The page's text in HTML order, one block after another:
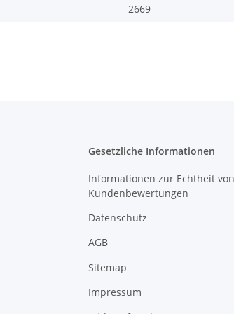
2669
Gesetzliche Informationen
Informationen zur Echtheit von
Kundenbewertungen
Datenschutz
AGB
Sitemap
Impressum